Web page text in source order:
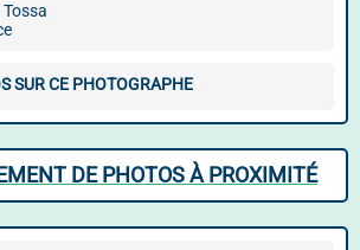
SUR CE PHOTOGRAPHE
DE PHOTOS À PROXIMITÉ